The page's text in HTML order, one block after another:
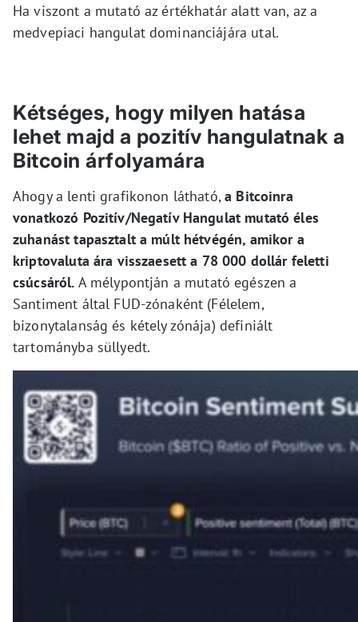
Ha viszont a mutató az értékhatár alatt van, az a
medvepiaci hangulat dominanciájára utal.
Kétséges, hogy milyen hatása
lehet majd a pozitív hangulatnak a
Bitcoin árfolyamára
Ahogy a lenti grafikonon látható,a Bitcoinra
vonatkozó Pozitív/Negatív Hangulat mutató éles
zuhanást tapasztalt a múlt hétvégén, amikor a
kriptovaluta ára visszaesett a 78 000 dollár feletti
csúcsáról. A mélypontján a mutató egészen a
Santiment által FUD-zónaként (Félelem,
bizonytalanság és kétely zónája) definiált
tartományba süllyedt.